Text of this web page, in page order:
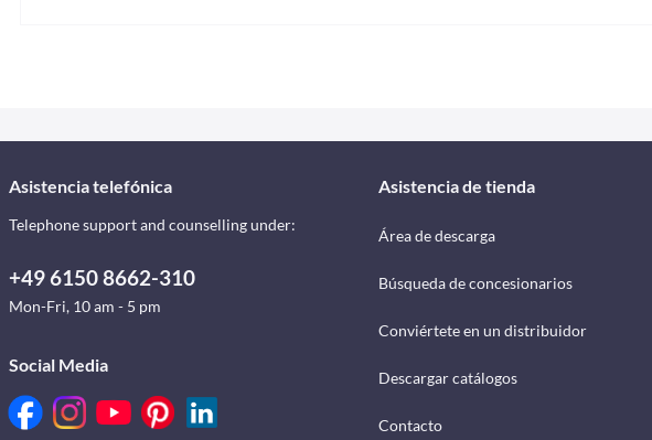
Asistencia telefónica
Telephone support and counselling under:
+49 6150 8662-310
Mon-Fri, 10 am - 5 pm
Social Media
Asistencia de tienda
Área de descarga
Búsqueda de concesionarios
Conviértete en un distribuidor
Descargar catálogos
Contacto